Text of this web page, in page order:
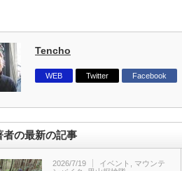
Tencho
WEB Twitter Facebook
者の最新の記事
2026/7/19 イベント
マウンテ